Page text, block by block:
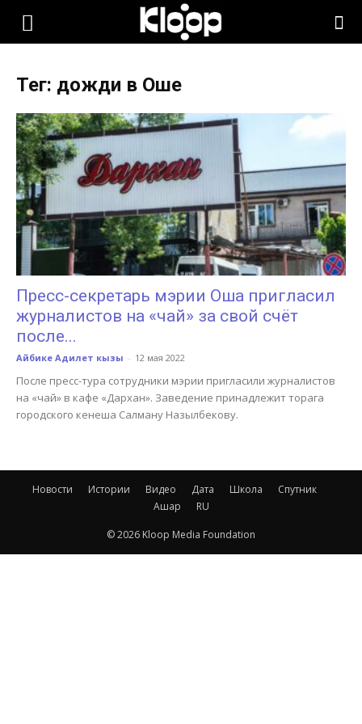
KLOOP.KG
Новости
Кыргызстана
Тег: дожди в Оше
Пресс-секретарь мэрии Оша пригласил
журналистов на «чай» за свой счёт
после...
Айбике Адилет кызы - 12 мая 2022
После пресс-тура сотрудники мэрии пригласили журналистов
на «чай» в кафе «Дархан». Заведение принадлежит торага
городского кенеша Салману Назылбекову.
Новости Истории Видео Дата Школа
Спутник
Ашар
RU
© 2026 Kloop Media Foundation